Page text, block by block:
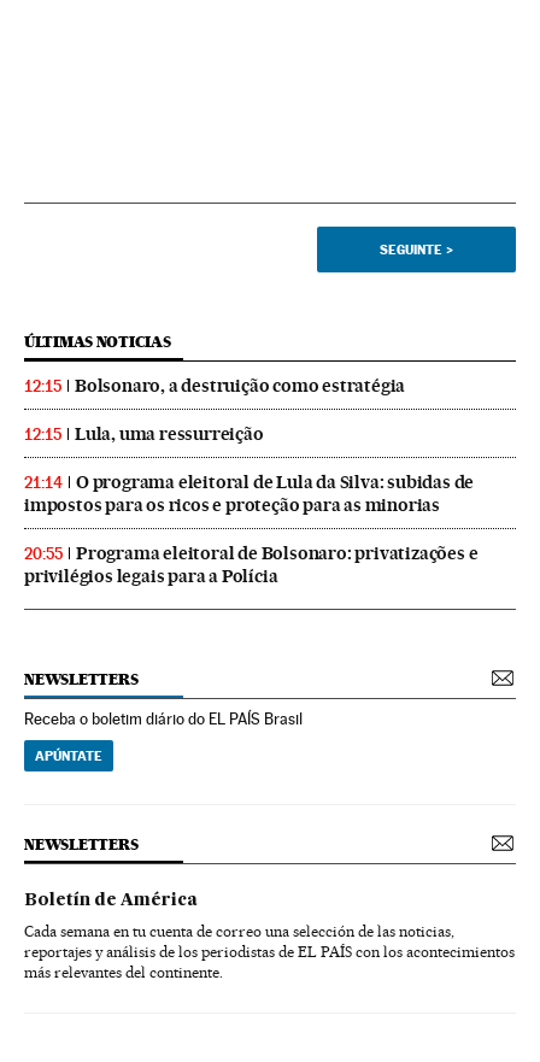
SEGUINTE >
ÚLTIMAS NOTICIAS
12:15 Bolsonaro, a destruição como estratégia
12:15 Lula, uma ressurreição
21:14
O programa eleitoral de Lula da Silva: subidas de
impostos para os ricos e proteção para as minorias
20:55
Programa eleitoral de Bolsonaro: privatizações e
privilégios legais para a Polícia
NEWSLETTERS
Receba o boletim diário do EL PAÍS Brasil
APÚNTATE
NEWSLETTERS
Boletín de América
Cada semana en tu cuenta de correo una selección de las noticias,
reportajes y análisis de los periodistas de EL PAÍS con los acontecimientos
más relevantes del continente.